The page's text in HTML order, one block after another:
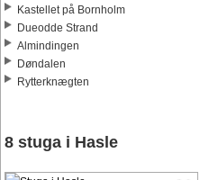
Kastellet på Bornholm
Dueodde Strand
Almindingen
Døndalen
Rytterknægten
8 stuga i Hasle